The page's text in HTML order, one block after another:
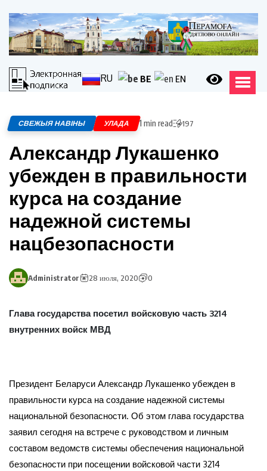
RU BE EN
СВЕЖЫЯ НАВІНЫ УЛАДА 1 min read 197
Александр Лукашенко
убежден в правильности
курса на создание
надежной системы
нацбезопасности
Administrator 28 июля, 2020 0
Глава государства посетил войсковую часть 3214
внутренних войск МВД
Президент Беларуси Александр Лукашенко убежден в
правильности курса на создание надежной системы
национальной безопасности. Об этом глава государства
заявил сегодня на встрече с руководством и личным
составом ведомств системы обеспечения национальной
безопасности при посещении войсковой части 3214